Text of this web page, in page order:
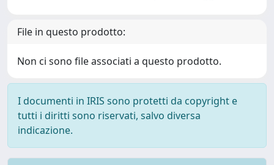
File in questo prodotto:
Non ci sono file associati a questo prodotto.
I documenti in IRIS sono protetti da copyright e
tutti i diritti sono riservati, salvo diversa
indicazione.